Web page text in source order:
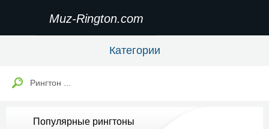
Muz-Rington.com
Категории
Популярные рингтоны